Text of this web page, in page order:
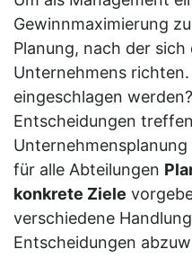
Gewinnmaximierung
Planung, nach der
Unternehmens
eingeschlagen
Entscheidungen
für alle Abteilungen
konkrete Ziele
verschiedene
Entscheidungen